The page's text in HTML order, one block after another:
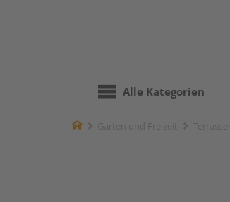
Alle Kategorien
Home